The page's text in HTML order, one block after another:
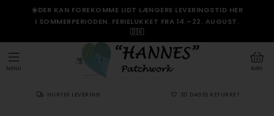
☀️DER KAN FOREKOMME LIDT LÆNGERE LEVERINGSTID HER
I SOMMERPERIODEN. FERIELUKKET FRA 14.–22. AUGUST.
🇩🇰
KURV
MENU
HURTIG LEVERING 30 DAGES RETURRET